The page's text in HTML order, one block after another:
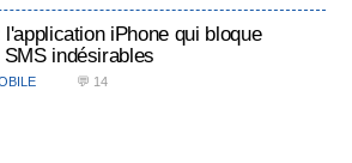
iPhone qui bloque
indésirables
💬 14